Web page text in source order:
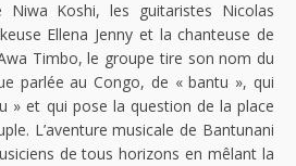
Niwa Koshi, les guitaristes Nicolas
Ellena Jenny et la chanteuse de
Timbo, le groupe tire son nom du
parlée au Congo, de « bantu », qui
» et qui pose la question de la place
L’aventure musicale de Bantunani
de tous horizons en mêlant la